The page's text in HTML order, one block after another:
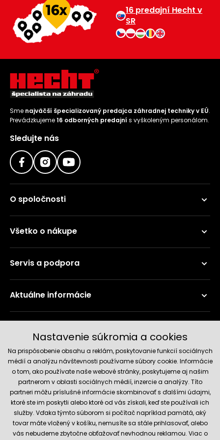
16 predajní Hecht v
SR
Sme najväčší špecializovaný predajca záhradnej techniky v EÚ.
Prevádzkujeme16 odborných predajní s vyškoleným personálom.
Sledujte nás
O spoločnosti
Všetko o nákupe
Servis a podpora
Aktuálne informácie
Spoľahlivý obchod
Nastavenie súkromia a cookies
Na prispôsobenie obsahu a reklám, poskytovanie funkcií sociálnych
médií a analýzu návštevnosti používame súbory cookie. Informácie
o tom, ako používate naše webové stránky, poskytujeme aj našim
partnerom v oblasti sociálnych médií, inzercie a analýzy. Títo
partneri môžu príslušné informácie skombinovať s ďalšími údajmi,
ktoré ste im poskytli alebo ktoré od vás získali, keď ste používali ich
služby. Vďaka týmto súborom si počítač napríklad pamätá, aký
tovar máte vložený v košíku, nemusíte sa stále prihlasovať, alebo
vás nebudeme zbytočne obťažovať nevhodnou reklamou. Viac o